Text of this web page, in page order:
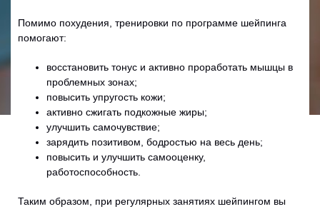
Помимо похудения, тренировки по программе шейпинга
помогают:
восстановить тонус и активно проработать мышцы в
проблемных зонах;
повысить упругость кожи;
активно сжигать подкожные жиры;
улучшить самочувствие;
зарядить позитивом, бодростью на весь день;
повысить и улучшить самооценку,
работоспособность.
Таким образом, при регулярных занятиях шейпингом вы